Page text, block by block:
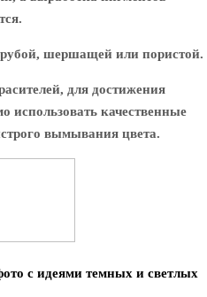
шершащей или пористой.
для достижения
использовать качественные
вымывания цвета.
с идеями темных и светлых